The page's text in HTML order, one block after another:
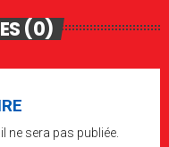
(0)
sera pas publiée.